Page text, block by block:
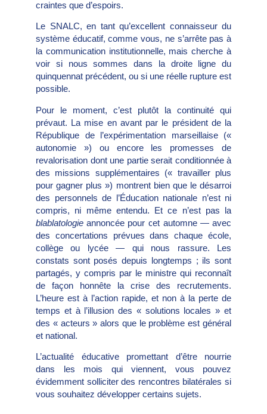
craintes que d’espoirs.
Le SNALC, en tant qu’excellent connaisseur du
système éducatif, comme vous, ne s’arrête pas à
la communication institutionnelle, mais cherche à
voir si nous sommes dans la droite ligne du
quinquennat précédent, ou si une réelle rupture est
possible.
Pour le moment, c’est plutôt la continuité qui
prévaut. La mise en avant par le président de la
République de l’expérimentation marseillaise («
autonomie ») ou encore les promesses de
revalorisation dont une partie serait conditionnée à
des missions supplémentaires (« travailler plus
pour gagner plus ») montrent bien que le désarroi
des personnels de l’Éducation nationale n’est ni
compris, ni même entendu. Et ce n’est pas la
blablatologie annoncée pour cet automne — avec
des concertations prévues dans chaque école,
collège ou lycée — qui nous rassure. Les
constats sont posés depuis longtemps ; ils sont
partagés, y compris par le ministre qui reconnaît
de façon honnête la crise des recrutements.
L’heure est à l’action rapide, et non à la perte de
temps et à l’illusion des « solutions locales » et
des « acteurs » alors que le problème est général
et national.
L’actualité éducative promettant d’être nourrie
dans les mois qui viennent, vous pouvez
évidemment solliciter des rencontres bilatérales si
vous souhaitez développer certains sujets.